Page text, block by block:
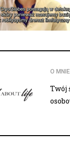
O MNIE
Twój